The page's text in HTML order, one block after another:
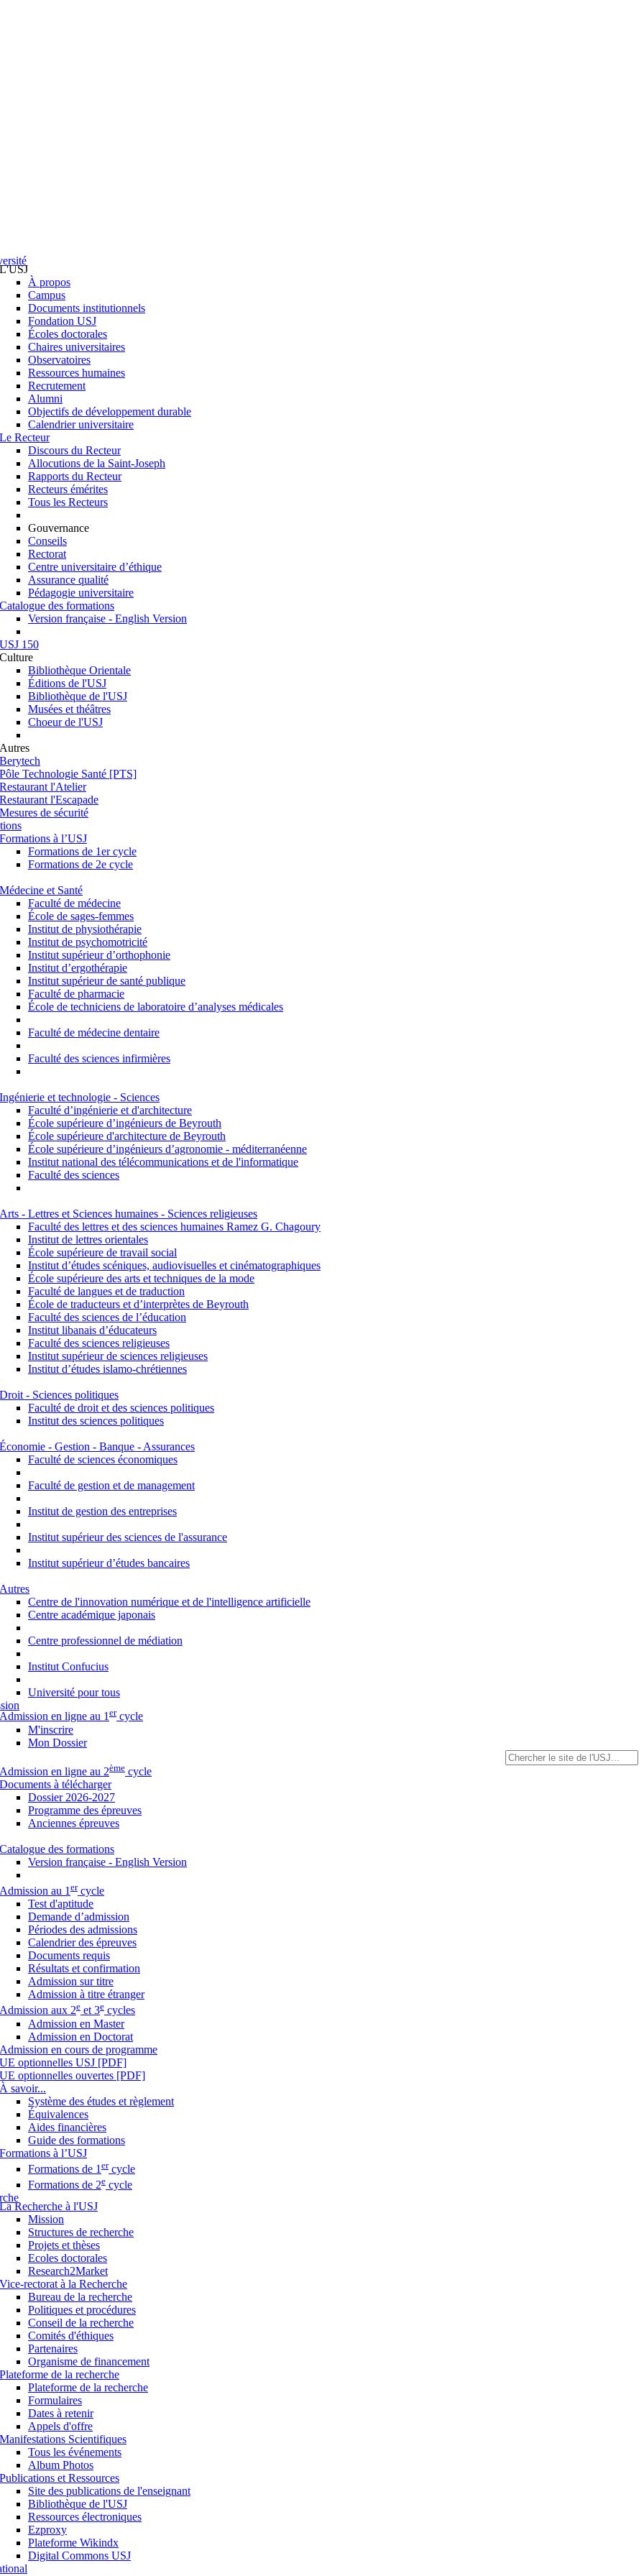
L'USJ
À propos
Campus
Documents institutionnels
Fondation USJ
Écoles doctorales
Chaires universitaires
Observatoires
Ressources humaines
Recrutement
Alumni
Objectifs de développement durable
Calendrier universitaire
Le Recteur
Discours du Recteur
Allocutions de la Saint-Joseph
Rapports du Recteur
Recteurs émérites
Tous les Recteurs
Gouvernance
Conseils
Rectorat
Centre universitaire d’éthique
Assurance qualité
Pédagogie universitaire
Catalogue des formations
Version française - English Version
USJ 150
Culture
Bibliothèque Orientale
Éditions de l'USJ
Bibliothèque de l'USJ
Musées et théâtres
Choeur de l'USJ
Autres
Berytech
Pôle Technologie Santé [PTS]
Restaurant l'Atelier
Restaurant l'Escapade
Mesures de sécurité
Formations à l’USJ
Formations de 1er cycle
Formations de 2e cycle
Médecine et Santé
Faculté de médecine
École de sages-femmes
Institut de physiothérapie
Institut de psychomotricité
Institut supérieur d’orthophonie
Institut d’ergothérapie
Institut supérieur de santé publique
Faculté de pharmacie
École de techniciens de laboratoire d’analyses médicales
Faculté de médecine dentaire
Faculté des sciences infirmières
Ingénierie et technologie - Sciences
Faculté d’ingénierie et d'architecture
École supérieure d’ingénieurs de Beyrouth
École supérieure d'architecture de Beyrouth
École supérieure d’ingénieurs d’agronomie - méditerranéenne
Institut national des télécommunications et de l'informatique
Faculté des sciences
Arts - Lettres et Sciences humaines - Sciences religieuses
Faculté des lettres et des sciences humaines Ramez G. Chagoury
Institut de lettres orientales
École supérieure de travail social
Institut d’études scéniques, audiovisuelles et cinématographiques
École supérieure des arts et techniques de la mode
Faculté de langues et de traduction
École de traducteurs et d’interprètes de Beyrouth
Faculté des sciences de l’éducation
Institut libanais d’éducateurs
Faculté des sciences religieuses
Institut supérieur de sciences religieuses
Institut d’études islamo-chrétiennes
Droit - Sciences politiques
Faculté de droit et des sciences politiques
Institut des sciences politiques
Économie - Gestion - Banque - Assurances
Faculté de sciences économiques
Faculté de gestion et de management
Institut de gestion des entreprises
Institut supérieur des sciences de l'assurance
Institut supérieur d’études bancaires
Autres
Centre de l'innovation numérique et de l'intelligence artificielle
Centre académique japonais
Centre professionnel de médiation
Institut Confucius
Université pour tous
Admission en ligne au 1ercycle
M'inscrire
Mon Dossier
Admission en ligne au 2ème cycle
Documents à télécharger
Dossier 2026-2027
Programme des épreuves
Anciennes épreuves
Catalogue des formations
Version française - English Version
Admission au 1 ercycle
Test d'aptitude
Demande d’admission
Périodes des admissions
Calendrier des épreuves
Documents requis
Résultats et confirmation
Admission sur titre
Admission à titre étranger
Admission aux 2e et 3e cycles
Admission en Master
Admission en Doctorat
Admission en cours de programme
UE optionnelles USJ [PDF]
UE optionnelles ouvertes [PDF]
À savoir...
Système des études et règlement
Équivalences
Aides financières
Guide des formations
Formations à l’USJ
Formations de 1 ercycle
Formations de 2e cycle
La Recherche à l'USJ
Mission
Structures de recherche
Projets et thèses
Ecoles doctorales
Research2Market
Vice-rectorat à la Recherche
Bureau de la recherche
Politiques et procédures
Conseil de la recherche
Comités d'éthiques
Partenaires
Organisme de financement
Plateforme de la recherche
Plateforme de la recherche
Formulaires
Dates à retenir
Appels d'offre
Manifestations Scientifiques
Tous les événements
Album Photos
Publications et Ressources
Site des publications de l'enseignant
Bibliothèque de l'USJ
Ressources électroniques
Ezproxy
Plateforme Wikindx
Digital Commons USJ